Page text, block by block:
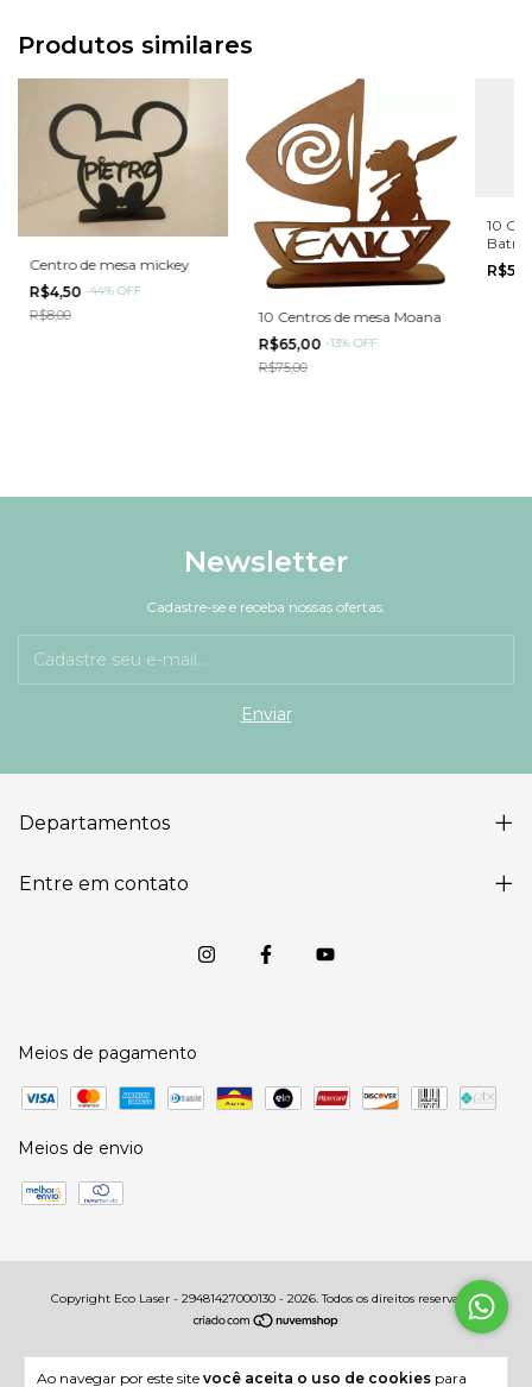
Ao navegar por este site você aceita o uso de cookies para
Produtos similares
Centro de mesa mickey
R$4,50 -44%OFF
R$8,00
10 Centros de mesa Moana
R$65,00 -13%OFF
R$75,00
10
Dc
Newsletter
Cadastre-se e receba nossas ofertas.
Departamentos
Entre em contato
Meios de pagamento
Meios de envio
Copyright Eco Laser - 29481427000130 - 2026. Todos os direitos reservados.